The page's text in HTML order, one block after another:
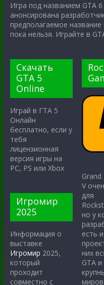
Игра под названием GTA
анонсирована
предполагаемое
пока нельзя. Играйте в
Скачать
GTA 5
Online
Играй в ГТА 5
Онлайн
бесплатно, если у
тебя
лицензионная
версия игры на
PC, PS или Xbox
Игромир
2025
Информация о
выставке
Игромир 2025,
который
проходит
совместно с
V
для
но у
есть
них
GTA и